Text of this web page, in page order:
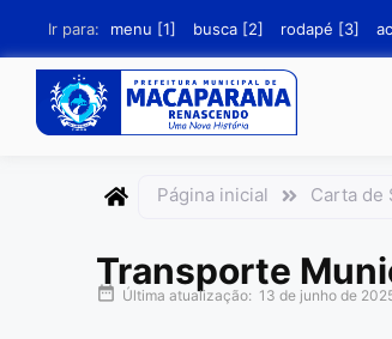
conteúdo
Ir para: menu [1] busca [2] rodapé [3]
Página inicial Carta de
Transporte
Última atualização: 13 de junho de